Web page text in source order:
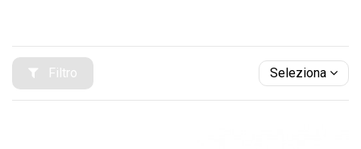
Filtro Seleziona